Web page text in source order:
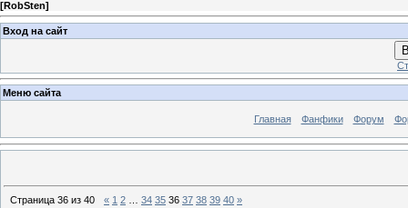
[RobSten]
Вход на сайт
Меню сайта
Главная Фанфики Форум
Страница 36 из 40 « 1 2 34 35 36 37 38 39 40 »